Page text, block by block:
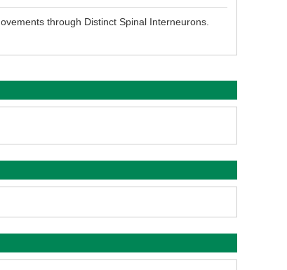
through Distinct Spinal Interneurons.